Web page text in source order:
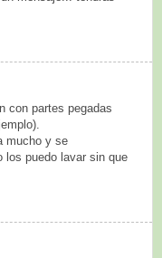
con partes pegadas
mucho y se
los puedo lavar sin que